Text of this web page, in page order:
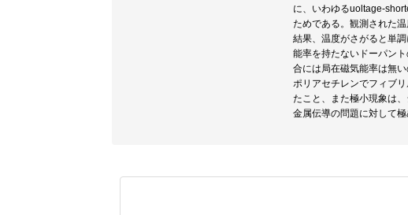
に、いわゆるuoltage-
ためである。観測された
結果、温度がさがると単
能率を持たないドーパン
合には局在磁気能率は無
ポリアセチレンでフィブ
たこと、また極小現象は
金属伝導の問題に対して